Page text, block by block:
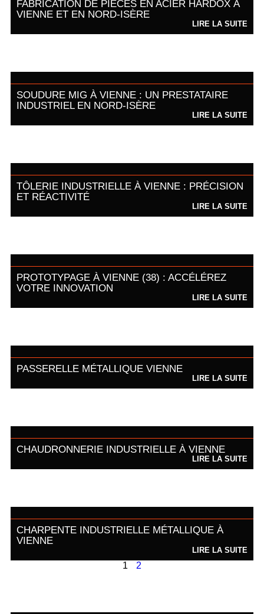
FABRICATION DE PIÈCES EN ACIER HARDOX À
VIENNE ET EN NORD-ISÈRE
LIRE LA SUITE
SOUDURE MIG À VIENNE : UN PRESTATAIRE
INDUSTRIEL EN NORD-ISÈRE
LIRE LA SUITE
TÔLERIE INDUSTRIELLE À VIENNE : PRÉCISION
ET RÉACTIVITÉ
LIRE LA SUITE
PROTOTYPAGE À VIENNE (38) : ACCÉLÉREZ
VOTRE INNOVATION
LIRE LA SUITE
PASSERELLE MÉTALLIQUE VIENNE
LIRE LA SUITE
CHAUDRONNERIE INDUSTRIELLE À VIENNE
LIRE LA SUITE
CHARPENTE INDUSTRIELLE MÉTALLIQUE À
VIENNE
LIRE LA SUITE
1 2